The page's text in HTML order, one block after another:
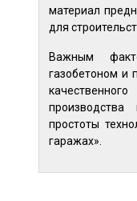
материал
для
Важным
газобетоном и
простоты
гаражах».